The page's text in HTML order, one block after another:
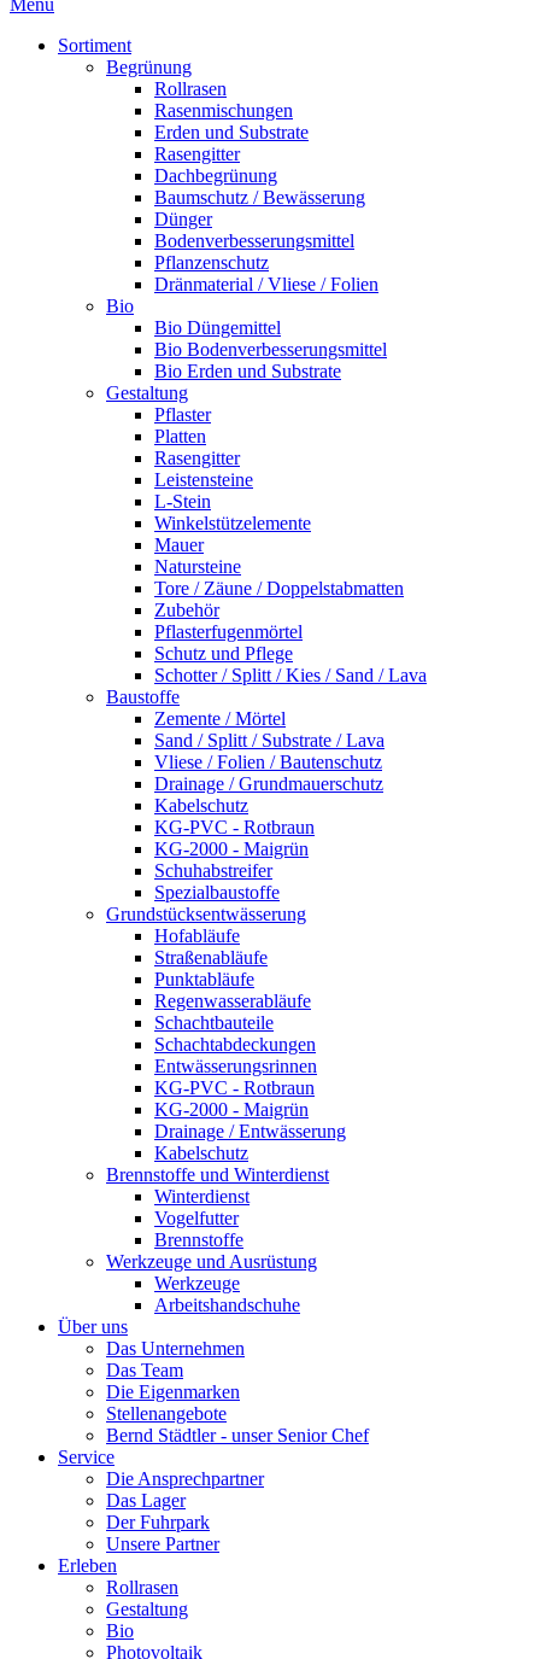
Menü
Sortiment
Begrünung
Rollrasen
Rasenmischungen
Erden und Substrate
Rasengitter
Dachbegrünung
Baumschutz / Bewässerung
Dünger
Bodenverbesserungsmittel
Pflanzenschutz
Dränmaterial / Vliese / Folien
Bio
Bio Düngemittel
Bio Bodenverbesserungsmittel
Bio Erden und Substrate
Gestaltung
Pflaster
Platten
Rasengitter
Leistensteine
L-Stein
Winkelstützelemente
Mauer
Natursteine
Tore / Zäune / Doppelstabmatten
Zubehör
Pflasterfugenmörtel
Schutz und Pflege
Schotter / Splitt / Kies / Sand / Lava
Baustoffe
Zemente / Mörtel
Sand / Splitt / Substrate / Lava
Vliese / Folien / Bautenschutz
Drainage / Grundmauerschutz
Kabelschutz
KG-PVC - Rotbraun
KG-2000 - Maigrün
Schuhabstreifer
Spezialbaustoffe
Grundstücksentwässerung
Hofabläufe
Straßenabläufe
Punktabläufe
Regenwasserabläufe
Schachtbauteile
Schachtabdeckungen
Entwässerungsrinnen
KG-PVC - Rotbraun
KG-2000 - Maigrün
Drainage / Entwässerung
Kabelschutz
Brennstoffe und Winterdienst
Winterdienst
Vogelfutter
Brennstoffe
Werkzeuge und Ausrüstung
Werkzeuge
Arbeitshandschuhe
Über uns
Das Unternehmen
Das Team
Die Eigenmarken
Stellenangebote
Bernd Städtler - unser Senior Chef
Service
Die Ansprechpartner
Das Lager
Der Fuhrpark
Unsere Partner
Erleben
Rollrasen
Gestaltung
Bio
Photovoltaik